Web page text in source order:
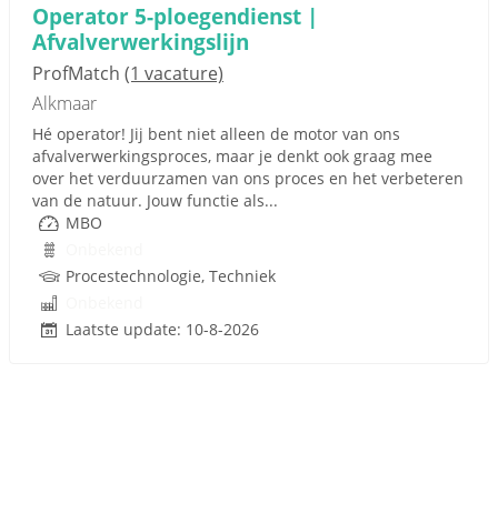
Operator 5-ploegendienst |
Afvalverwerkingslijn
ProfMatch (1 vacature)
Alkmaar
Hé operator! Jij bent niet alleen de motor van ons
afvalverwerkingsproces, maar je denkt ook graag mee
over het verduurzamen van ons proces en het verbeteren
van de natuur. Jouw functie als...
MBO
Procestechnologie, Techniek
Laatste update: 10-8-2026